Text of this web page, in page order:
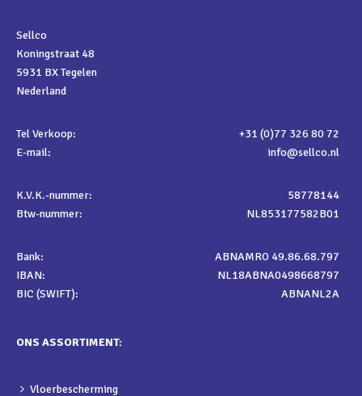
Sellco
Koningstraat 48
5931 BX Tegelen
Nederland
Tel Verkoop:
+31 (0)77 326 80 72
E-mail:
info@sellco.nl
K.V.K.-nummer:
58778144
Btw-nummer:
NL853177582B01
Bank:
ABNAMRO 49.86.68.797
IBAN:
NL18ABNA0498668797
BIC (SWIFT):
ABNANL2A
ONS ASSORTIMENT:
Vloerbescherming